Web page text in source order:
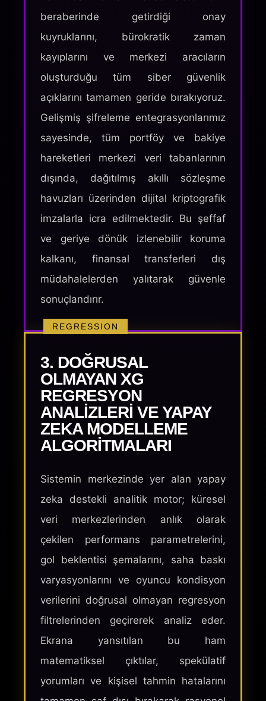
beraberinde getirdiği onay
kuyruklarını, bürokratik zaman
kayıplarını ve merkezi aracıların
oluşturduğu tüm siber güvenlik
açıklarını tamamen geride bırakıyoruz.
Gelişmiş şifreleme entegrasyonlarımız
sayesinde, tüm portföy ve bakiye
hareketleri merkezi veri tabanlarının
dışında, dağıtılmış akıllı sözleşme
havuzları üzerinden dijital kriptografik
imzalarla icra edilmektedir. Bu şeffaf
ve geriye dönük izlenebilir koruma
kalkanı, finansal transferleri dış
müdahalelerden yalıtarak güvenle
sonuçlandırır.
REGRESSION
3. DOĞRUSAL
OLMAYAN XG
REGRESYON
ANALIZLERI VE YAPAY
ZEKA MODELLEME
ALGORITMALARI
Sistemin merkezinde yer alan yapay
zeka destekli analitik motor; küresel
veri merkezlerinden anlık olarak
çekilen performans parametrelerini,
gol beklentisi şemalarını, saha baskı
varyasyonlarını ve oyuncu kondisyon
verilerini doğrusal olmayan regresyon
filtrelerinden geçirerek analiz eder.
Ekrana yansıtılan bu ham
matematiksel çıktılar, spekülatif
yorumları ve kişisel tahmin hatalarını